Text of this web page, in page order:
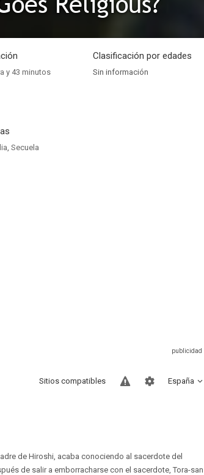
y 43 minutos
Clasificación por edades
Sin información
, Secuela
España
Sitios compatibles
de Hiroshi, acaba conociendo al sacerdote del
de salir a emborracharse con el sacerdote, Tora-san